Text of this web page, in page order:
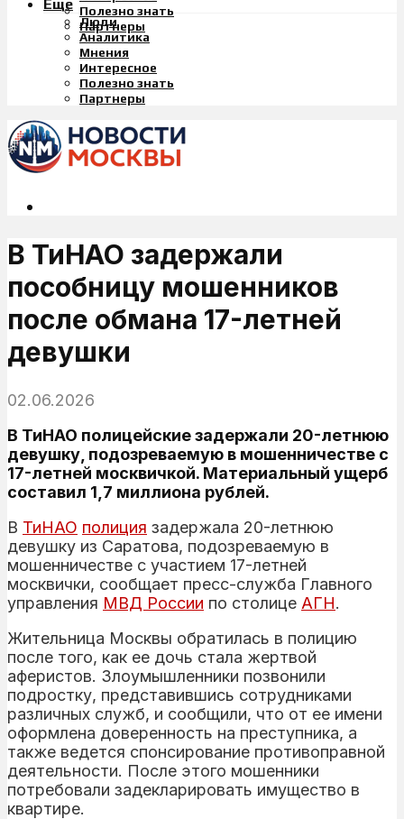
Полезно знать
Партнеры
Еще
Люди
Аналитика
Мнения
Интересное
Полезно знать
Партнеры
В ТиНАО задержали
пособницу мошенников
после обмана 17-летней
девушки
02.06.2026
В ТиНАО полицейские задержали 20-летнюю
девушку, подозреваемую в мошенничестве с
17-летней москвичкой. Материальный ущерб
составил 1,7 миллиона рублей.
В ТиНАО полиция задержала 20-летнюю
девушку из Саратова, подозреваемую в
мошенничестве с участием 17-летней
москвички, сообщает пресс-служба Главного
управления МВД России по столице АГН.
Жительница Москвы обратилась в полицию
после того, как ее дочь стала жертвой
аферистов. Злоумышленники позвонили
подростку, представившись сотрудниками
различных служб, и сообщили, что от ее имени
оформлена доверенность на преступника, а
также ведется спонсирование противоправной
деятельности. После этого мошенники
потребовали задекларировать имущество в
квартире.